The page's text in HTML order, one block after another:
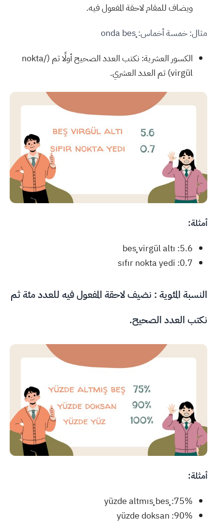
ويضاف للمقام لاحقة المفعول فيه.
مثال: خمسة أخماس: onda beş
الكسور العشرية: نكتب العدد الصحيح أولًا ثم (nokta/
virgül) ثم العدد العشري.
أمثلة:
5.6: beş virgül altı
0.7: sıfır nokta yedi
النسبة المئوية : نضيف لاحقة المفعول فيه للعدد مئة ثم
نكتب العدد الصحيح.
أمثلة:
75%: yüzde altmış beş
90%: yüzde doksan